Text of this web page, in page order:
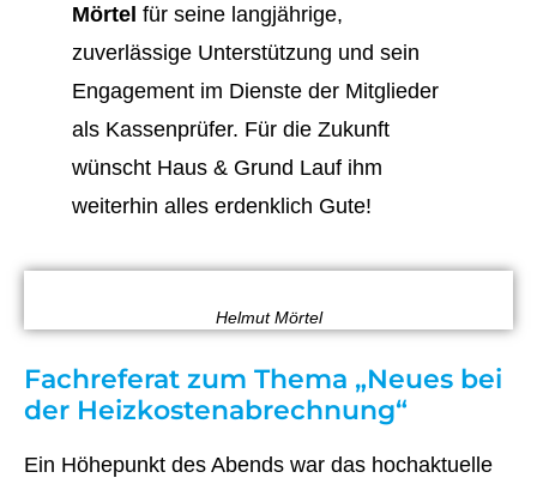
Mörtel für seine langjährige,
zuverlässige Unterstützung und sein
Engagement im Dienste der Mitglieder
als Kassenprüfer. Für die Zukunft
wünscht Haus & Grund Lauf ihm
weiterhin alles erdenklich Gute!
Helmut Mörtel
Fachreferat zum Thema „Neues bei
der Heizkostenabrechnung“
Ein Höhepunkt des Abends war das hochaktuelle